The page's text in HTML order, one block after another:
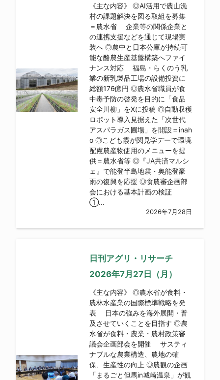
《主な内容》 ◎AI活用で農山漁
村の課題解決を図る取組を募集
＝農水省 企業等の関係企業と
の連携支援などを通じて現場実
装へ ◎農中と日本公庫が持続可
能な酪農生産基盤構築へファイ
ナンス対応 福島・らくのう乳
業の新乳製品工場の設備投資に
総額176億円 ◎農水省職員が食
中毒予防の啓発を目的に「食品
安全川柳」をXに投稿 ◎自動収穫
ロボット導入見据えた「次世代
アスパラガス圃場」を開設＝inah
o ◎こども霞が関見学デーで環境
配慮農産物使用のメニューを提
供＝農水省等 ◎『JA共済マルシ
ェ』で能登半島地震・奥能登豪
雨の復興を応援 ◎食農審企画部
会における基本計画の検証
①...
2026年7月28日
日刊アグリ・リサーチ
2026年7月27日（月）
《主な内容》 ◎農水省が食料・
農林水産業の国際標準戦略を発
表 日本の強みを海外展開・普
及させていくことを目指す ◎農
水省が食料・農業・農村政策審
議会企画部会を開催 サスティ
ナブルな農業構造、農地の確
保、生産性の向上 ◎農観の企画
「まるごと但馬in城崎温泉」が観